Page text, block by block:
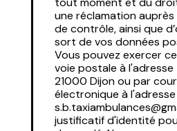
une réclamation auprès
de contrôle, ainsi que
sort de vos données
Vous pouvez exercer
voie postale à l'adresse
21000 Dijon ou par
électronique à l'adresse
justificatif d'identité